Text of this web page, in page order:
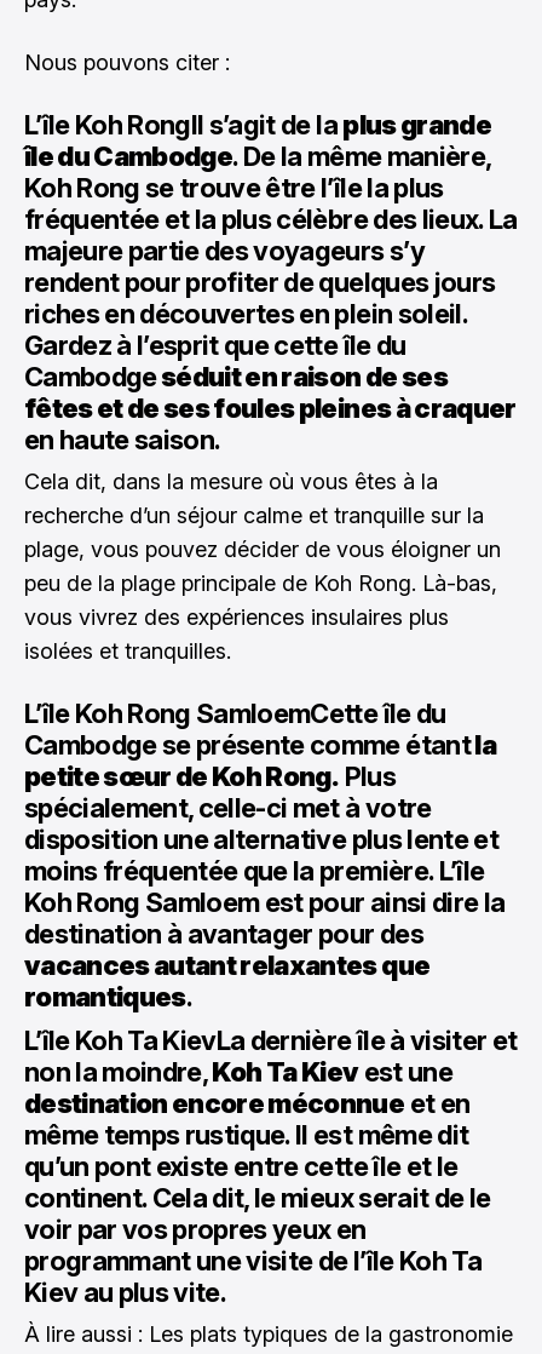
Nous pouvons citer :
L’île Koh RongIl s’agit de laplus grande
île du Cambodge. De la même manière,
Koh Rong se trouve être l’île la plus
fréquentée et la plus célèbre des lieux. La
majeure partie des voyageurs s’y
rendent pour profiter de quelques jours
riches en découvertes en plein soleil.
Gardez à l’esprit que cette île du
Cambodgeséduit en raison de ses
fêtes et de ses foules pleines à craquer
en haute saison.
Cela dit, dans la mesure où vous êtes à la
recherche d’un séjour calme et tranquille sur la
plage, vous pouvez décider de vous éloigner un
peu de la plage principale de Koh Rong. Là-bas,
vous vivrez des expériences insulaires plus
isolées et tranquilles.
L’île Koh Rong SamloemCette île du
Cambodge se présente comme étantla
petite sœur de Koh Rong. Plus
spécialement, celle-ci met à votre
disposition une alternative plus lente et
moins fréquentée que la première. L’île
Koh Rong Samloem est pour ainsi dire la
destination à avantager pour des
vacances autant relaxantes que
romantiques.
L’île Koh Ta KievLa dernière île à visiter et
non la moindre,Koh Ta Kievest une
destination encore méconnue et en
même temps rustique. Il est même dit
qu’un pont existe entre cette île et le
continent. Cela dit, le mieux serait de le
voir par vos propres yeux en
programmant une visite de l’île Koh Ta
Kiev au plus vite.
À lire aussi : Les plats typiques de la gastronomie